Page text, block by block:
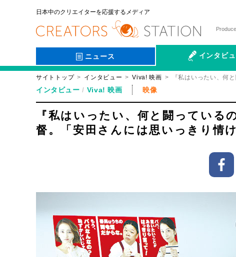
日本中のクリエイターを応援するメディア
ニュース インタビ
会社伝
サイトトップ インタビュー Viva! 映画 『私はいったい、何
インタビュー Viva! 映画 映像
『私はいったい、何と闘っている
督。「安田さんには思いっきり情